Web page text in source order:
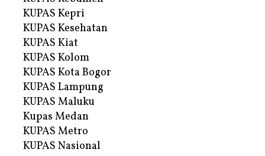
KUPAS Kepri
KUPAS Kesehatan
KUPAS Kiat
KUPAS Kolom
KUPAS Kota Bogor
KUPAS Lampung
KUPAS Maluku
Kupas Medan
KUPAS Metro
KUPAS Nasional